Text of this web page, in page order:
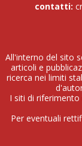
contatti:
All'interno del sito
articoli e
ricerca nei limiti
I siti di
Per eventuali